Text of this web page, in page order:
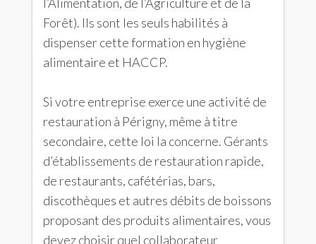
Forêt). Ils sont les seuls habilités à
dispenser cette formation en hygiène
alimentaire et HACCP.
Si votre entreprise exerce une activité de
restauration à Périgny, même à titre
secondaire, cette loi la concerne. Gérants
d’établissements de restauration rapide,
de restaurants, cafétérias, bars,
discothèques et autres débits de boissons
proposant des produits alimentaires, vous
devez choisir quel collaborateur